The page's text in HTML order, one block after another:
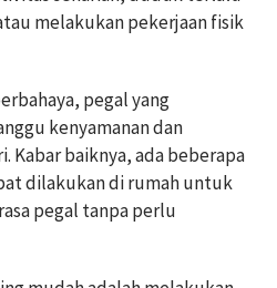
melakukan pekerjaan fisik
pegal yang
kenyamanan dan
Kabar baiknya, ada beberapa
dilakukan di rumah untuk
pegal tanpa perlu